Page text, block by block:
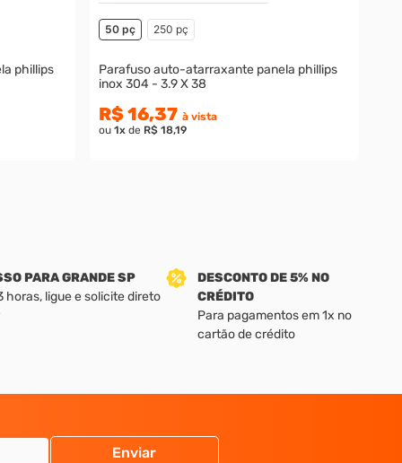
phillips
50 pç 250 pç
Parafuso auto-atarraxante panela phillips
inox 304 - 3.9 X 38
R$ 16,37 à vista
ou 1xde R$ 18,19
PARA GRANDE SP
horas, ligue e solicite direto
DESCONTO DE 5% NO
CRÉDITO
Para pagamentos em 1x no
cartão de crédito
Enviar